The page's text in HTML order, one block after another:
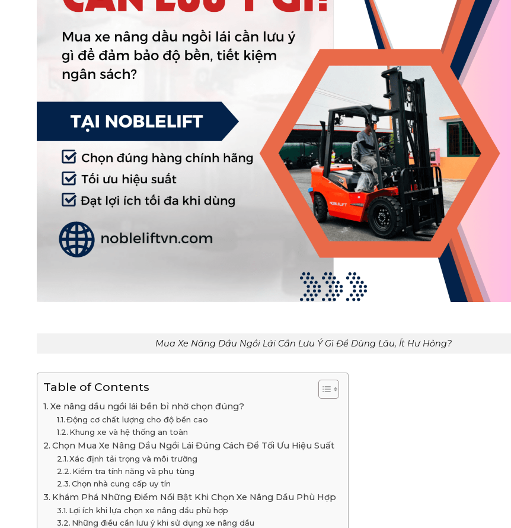
Mua Xe Nâng Dầu Ngồi Lái Cần Lưu Ý Gì Để Dùng Lâu, Ít Hư Hỏng?
Table of Contents
Xe nâng dầu ngồi lái bền bỉ nhờ chọn đúng?
Động cơ chất lượng cho độ bền cao
Khung xe và hệ thống an toàn
Chọn Mua Xe Nâng Dầu Ngồi Lái Đúng Cách Để Tối Ưu Hiệu Suất
Xác định tải trọng và môi trường
Kiểm tra tính năng và phụ tùng
Chọn nhà cung cấp uy tín
Khám Phá Những Điểm Nổi Bật Khi Chọn Xe Nâng Dầu Phù Hợp
Lợi ích khi lựa chọn xe nâng dầu phù hợp
Những điều cần lưu ý khi sử dụng xe nâng dầu